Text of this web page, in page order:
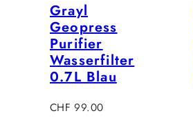
Grayl
Geopress
Purifier
Wasserfilter
0.7L Blau
Regulärer
CHF 99.00